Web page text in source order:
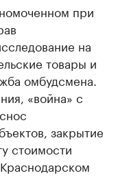
при
на
товары и
омбудсмена.
«война» с
закрытие
стоимости